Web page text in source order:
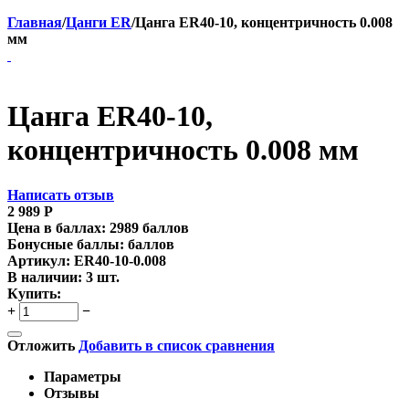
Главная/Цанги ER/Цанга ER40-10, концентричность 0.008
мм
Цанга ER40-10,
концентричность 0.008 мм
Написать отзыв
2 989 Р
Цена в баллах: 2989 баллов
Бонусные баллы: баллов
Артикул: ER40-10-0.008
В наличии: 3 шт.
Купить:
+
−
Отложить Добавить в список сравнения
Параметры
Отзывы